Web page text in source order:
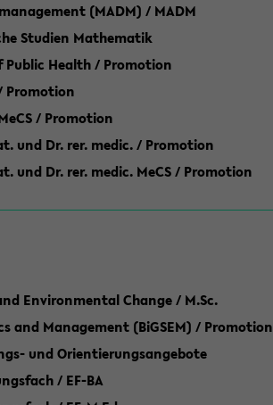
(MADM) / MADM
Studien Mathematik
Public Health / Promotion
Promotion
/ Promotion
und Dr. rer. medic. / Promotion
und Dr. rer. medic. MeCS / Promotion
Environmental Change / M.Sc.
and Management (BiGSEM) / Promotion
und Orientierungsangebote
/ EF-BA